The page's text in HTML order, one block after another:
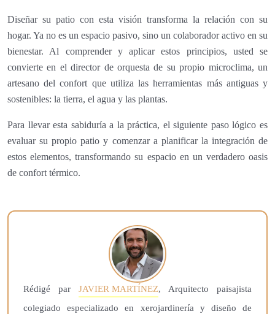
Diseñar su patio con esta visión transforma la relación con su
hogar. Ya no es un espacio pasivo, sino un colaborador activo en su
bienestar. Al comprender y aplicar estos principios, usted se
convierte en el director de orquesta de su propio microclima, un
artesano del confort que utiliza las herramientas más antiguas y
sostenibles: la tierra, el agua y las plantas.
Para llevar esta sabiduría a la práctica, el siguiente paso lógico es
evaluar su propio patio y comenzar a planificar la integración de
estos elementos, transformando su espacio en un verdadero oasis
de confort térmico.
Rédigé par JAVIER MARTÍNEZ, Arquitecto paisajista
colegiado especializado en xerojardinería y diseño de